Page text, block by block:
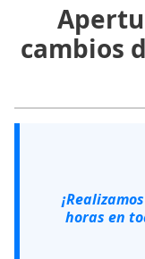
cambios
horas en